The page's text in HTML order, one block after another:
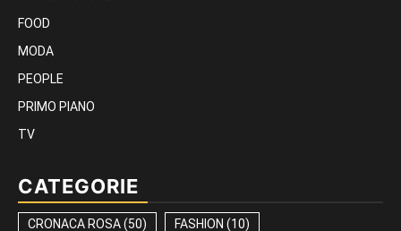
FOOD
MODA
PEOPLE
PRIMO PIANO
TV
CATEGORIE
CRONACA ROSA(50) FASHION (10)